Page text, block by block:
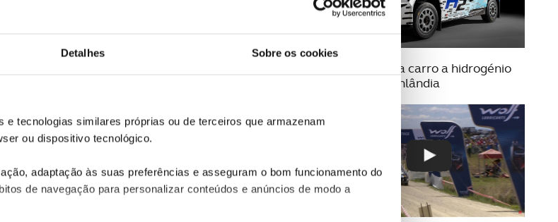
Detalhes Sobre os cookies
e tecnologias similares próprias ou de terceiros que armazenam
ou dispositivo tecnológico.
adaptação às suas preferências e asseguram o bom funcionamento do
de navegação para personalizar conteúdos e anúncios de modo a
23 JULHO 2025
Toyota estreia carro a hidrogénio
no Rally da Finlândia